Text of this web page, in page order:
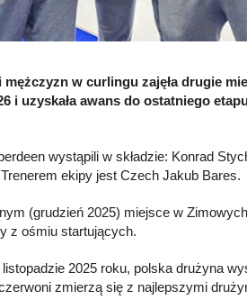
mężczyzn w curlingu zajęła drugie
i uzyskała awans do ostatniego
wystąpili w składzie: Konrad
ekipy jest Czech Jakub Bares.
(grudzień 2025) miejsce w
z ośmiu startujących.
2025 roku, polska drużyna
czerwoni zmierzą się z najlepszymi